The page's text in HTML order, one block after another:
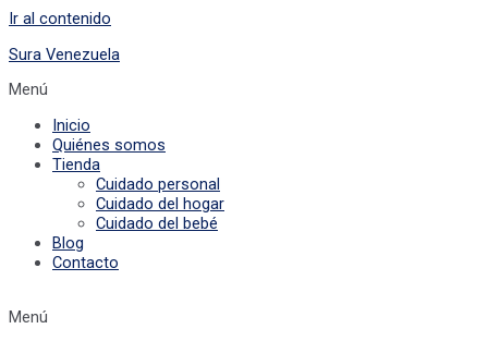
Ir al contenido
Sura Venezuela
Menú
Inicio
Quiénes somos
Tienda
Cuidado personal
Cuidado del hogar
Cuidado del bebé
Blog
Contacto
Menú